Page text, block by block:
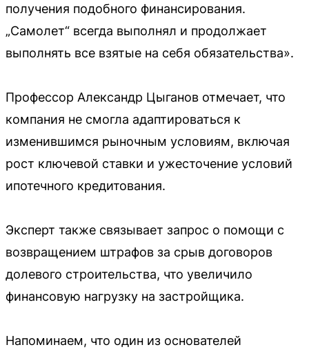
получения подобного финансирования.
„Самолет“ всегда выполнял и продолжает
выполнять все взятые на себя обязательства».
Профессор Александр Цыганов отмечает, что
компания не смогла адаптироваться к
изменившимся рыночным условиям, включая
рост ключевой ставки и ужесточение условий
ипотечного кредитования.
Эксперт также связывает запрос о помощи с
возвращением штрафов за срыв договоров
долевого строительства, что увеличило
финансовую нагрузку на застройщика.
Напоминаем, что один из основателей